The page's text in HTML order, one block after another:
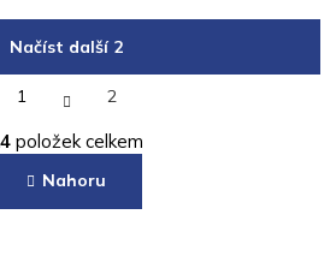
v
l
á
d
Načíst další 2
t
á
k
o
1 2
položek celkem
Nahoru